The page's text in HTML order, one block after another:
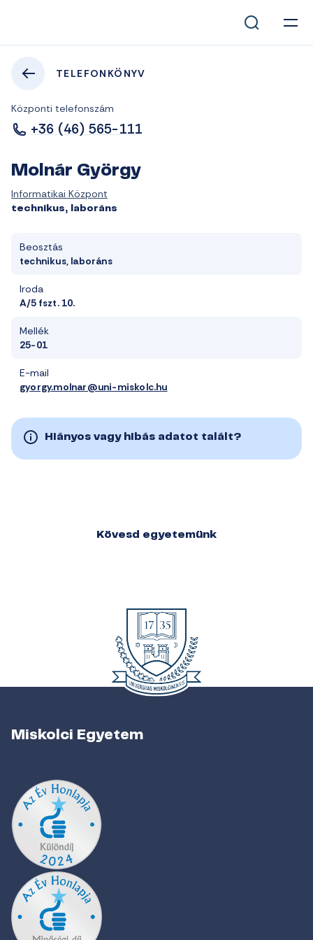
TELEFONKÖNYV
Központi telefonszám
+36 (46) 565-111
Molnár György
Informatikai Központ
technikus, laboráns
Beosztás
technikus, laboráns
Iroda
A/5 fszt. 10.
Mellék
25-01
E-mail
gyorgy.molnar@uni-miskolc.hu
Hiányos vagy hibás adatot talált?
Kövesd egyetemünk
Miskolci Egyetem